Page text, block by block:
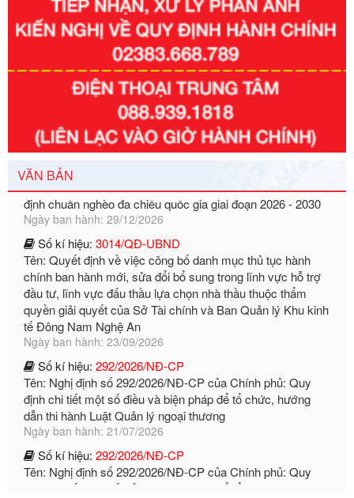
VĂN BẢN
Số kí hiệu:351/2025/NĐ-CP
Tên: Nghị định số 351/2025/NĐ-CP của Chính phủ: Quy
định chuẩn nghèo đa chiều quốc gia giai đoạn 2026 - 2030
Ngày ban hành: 29/12/2026
Số kí hiệu:3014/QĐ-UBND
Tên: Quyết định về việc công bố danh mục thủ tục hành
chính ban hành mới, sửa đổi bổ sung trong lĩnh vực hỗ trợ
đầu tư, lĩnh vực đấu thầu lựa chọn nhà thầu thuộc thẩm
quyền giải quyết của Sở Tài chính và Ban Quản lý Khu kinh
tế Đông Nam Nghệ An
Ngày ban hành: 23/09/2026
Số kí hiệu:292/2026/NĐ-CP
Tên: Nghị định số 292/2026/NĐ-CP của Chính phủ: Quy
định chi tiết một số điều và biện pháp để tổ chức, hướng
dẫn thi hành Luật Quản lý ngoại thương
Ngày ban hành: 21/07/2026
Số kí hiệu:292/2026/NĐ-CP
Tên: Nghị định số 292/2026/NĐ-CP của Chính phủ: Quy
định chi tiết một số điều và biện pháp để tổ chức, hướng
dẫn thi hành Luật Quản lý ngoại thương
Ngày ban hành: 21/07/2026